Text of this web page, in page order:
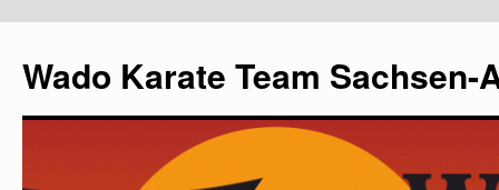
Wado Karate Team Sachsen-